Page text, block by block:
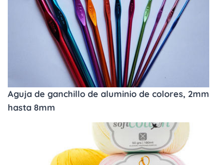
Aguja de ganchillo de aluminio de colores, 2mm
hasta 8mm